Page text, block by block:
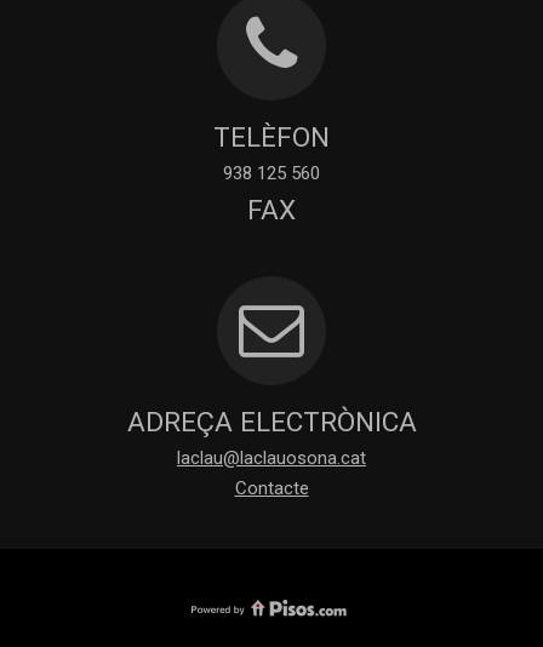
TELÈFON
938 125 560
FAX
ADREÇA ELECTRÒNICA
laclau@laclauosona.cat
Contacte